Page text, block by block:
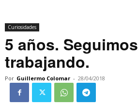
Curiosidades
5 años. Seguimos
trabajando.
Por Guillermo Colomar - 28/04/2018